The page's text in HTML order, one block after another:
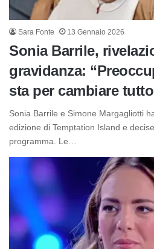
Sara Fonte 13 Gennaio 2026
Sonia Barrile,
gravidanza:
sta per cambiare
Sonia Barrile e Simone Margagliotti
edizione di Temptation Island e
programma. Le…